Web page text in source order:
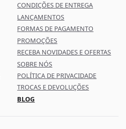
CONDIÇÕES DE ENTREGA
LANÇAMENTOS
FORMAS DE PAGAMENTO
PROMOÇÕES
RECEBA NOVIDADES E OFERTAS
SOBRE NÓS
POLÍTICA DE PRIVACIDADE
TROCAS E DEVOLUÇÕES
BLOG